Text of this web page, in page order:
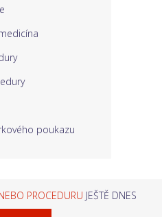
poukazu
PROCEDURU JEŠTĚ DNES